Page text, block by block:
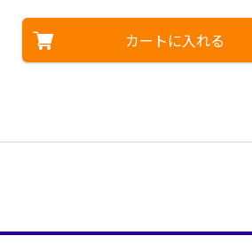
カートに入れる